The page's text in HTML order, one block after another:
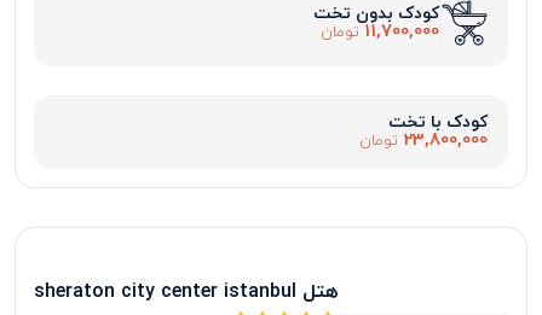
کودک بدون تخت
11,700,000 تومان
کودک با تخت
23,800,000 تومان
هتل sheraton city center istanbul